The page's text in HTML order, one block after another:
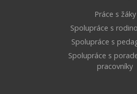
Práce s žáky
Spolupráce s
Spolupráce s
Spolupráce s
pracovníky